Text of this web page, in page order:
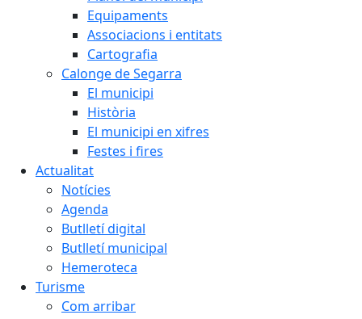
Equipaments
Associacions i entitats
Cartografia
Calonge de Segarra
El municipi
Història
El municipi en xifres
Festes i fires
Actualitat
Notícies
Agenda
Butlletí digital
Butlletí municipal
Hemeroteca
Turisme
Com arribar